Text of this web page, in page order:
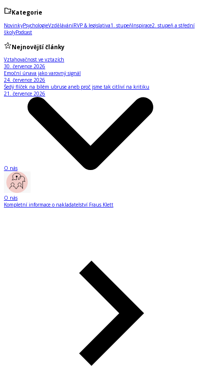
Kategorie
NovinkyPsychologieVzděláváníRVP & legislativa1. stupeňInspirace2. stupeň a střední
školyPodcast
Nejnovější články
Vztahovačnost ve vztazích
30. července 2026
Emoční únava jako varovný signál
24. července 2026
Šedý flíček na bílém ubruse aneb proč jsme tak citliví na kritiku
21. července 2026
O nás
O nás
Kompletní informace o nakladatelství Fraus Klett